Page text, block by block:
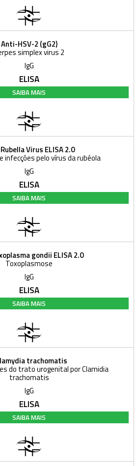
Anti-HSV-2 (gG2)
simplex virus 2
IgG
ELISA
SAIBA MAIS
Virus ELISA 2.0
infecções pelo vírus da rubéola
IgG
ELISA
SAIBA MAIS
gondii ELISA 2.0
Toxoplasmose
IgG
ELISA
SAIBA MAIS
trachomatis
do trato urogenital por Clamidia
trachomatis
IgG
ELISA
SAIBA MAIS